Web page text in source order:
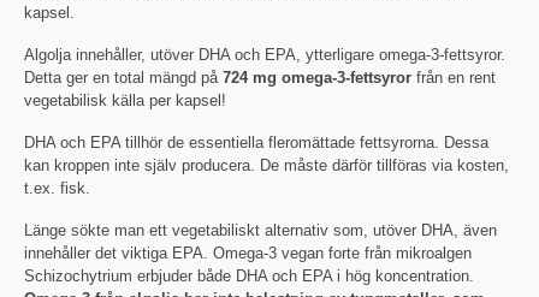
kapsel.
Algolja innehåller, utöver DHA och EPA, ytterligare omega-3-fettsyror.
Detta ger en total mängd på 724 mg omega-3-fettsyror från en rent
vegetabilisk källa per kapsel!
DHA och EPA tillhör de essentiella fleromättade fettsyrorna. Dessa
kan kroppen inte själv producera. De måste därför tillföras via kosten,
t.ex. fisk.
Länge sökte man ett vegetabiliskt alternativ som, utöver DHA, även
innehåller det viktiga EPA. Omega-3 vegan forte från mikroalgen
Schizochytrium erbjuder både DHA och EPA i hög koncentration.